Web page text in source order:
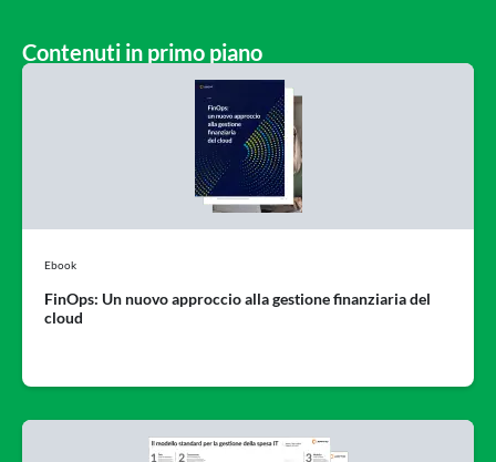
Contenuti in primo piano
Ebook
FinOps: Un nuovo approccio alla gestione finanziaria del
cloud